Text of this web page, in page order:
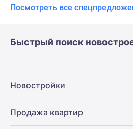
Посмотреть все
Быстрый поиск
Новостройки
Продажа квартир